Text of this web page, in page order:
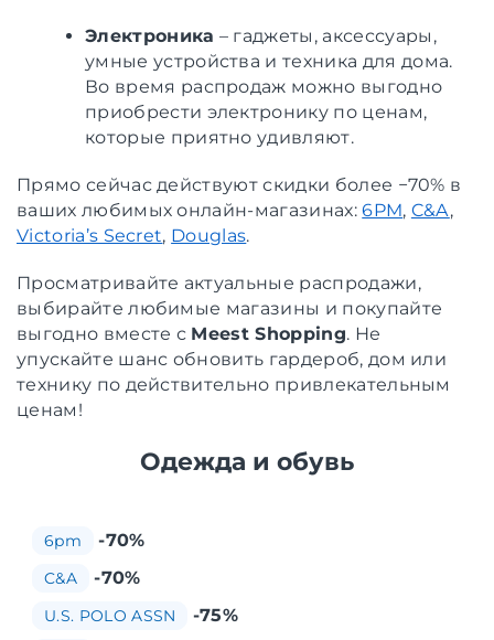
Электроника – гаджеты, аксессуары,
умные устройства и техника для дома.
Во время распродаж можно выгодно
приобрести электронику по ценам,
которые приятно удивляют.
Прямо сейчас действуют скидки более −70% в
ваших любимых онлайн-магазинах:6PM, C&A,
Victoria’s Secret, Douglas.
Просматривайте актуальные распродажи,
выбирайте любимые магазины и покупайте
выгодно вместе с Meest Shopping. Не
упускайте шанс обновить гардероб, дом или
технику по действительно привлекательным
ценам!
Одежда и обувь
6pm -70%
C&A -70%
U.S. POLO ASSN -75%